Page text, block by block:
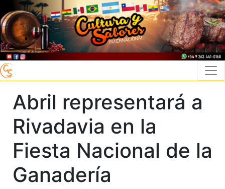
Abril representará a
Rivadavia en la
Fiesta Nacional de la
Ganadería